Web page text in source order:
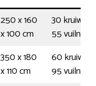
250 x 160
x 100 cm
30
55
350 x 180
x 110 cm
60
95